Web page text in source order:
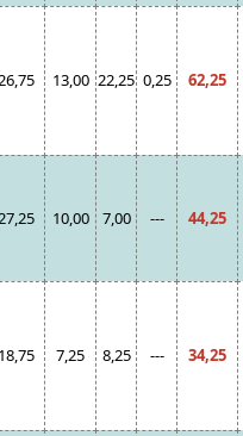
13,00 22,25 0,25 62,25
10,00 7,00 --- 44,25
18,75 7,25 8,25 --- 34,25